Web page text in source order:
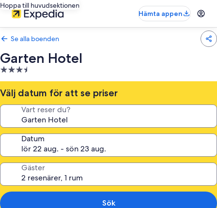
Hoppa till huvudsektionen
Hämta appen
Se alla boenden
Garten Hotel
3.5-
stjärnigt
boende
Välj datum för att se priser
Vart reser du?
Datum
Gäster
Sök